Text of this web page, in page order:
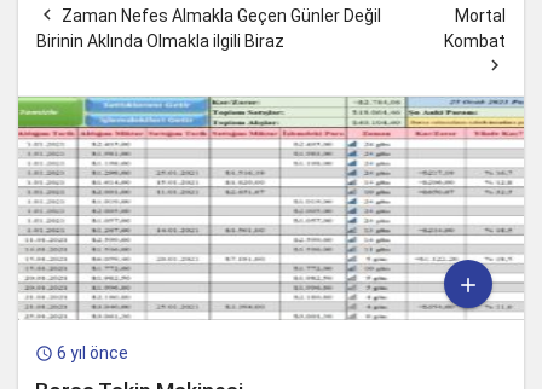

Zaman Nefes Almakla Geçen Günler Değil
Birinin Aklında Olmakla ilgili Biraz
Mortal
Kombat


 6 yıl önce